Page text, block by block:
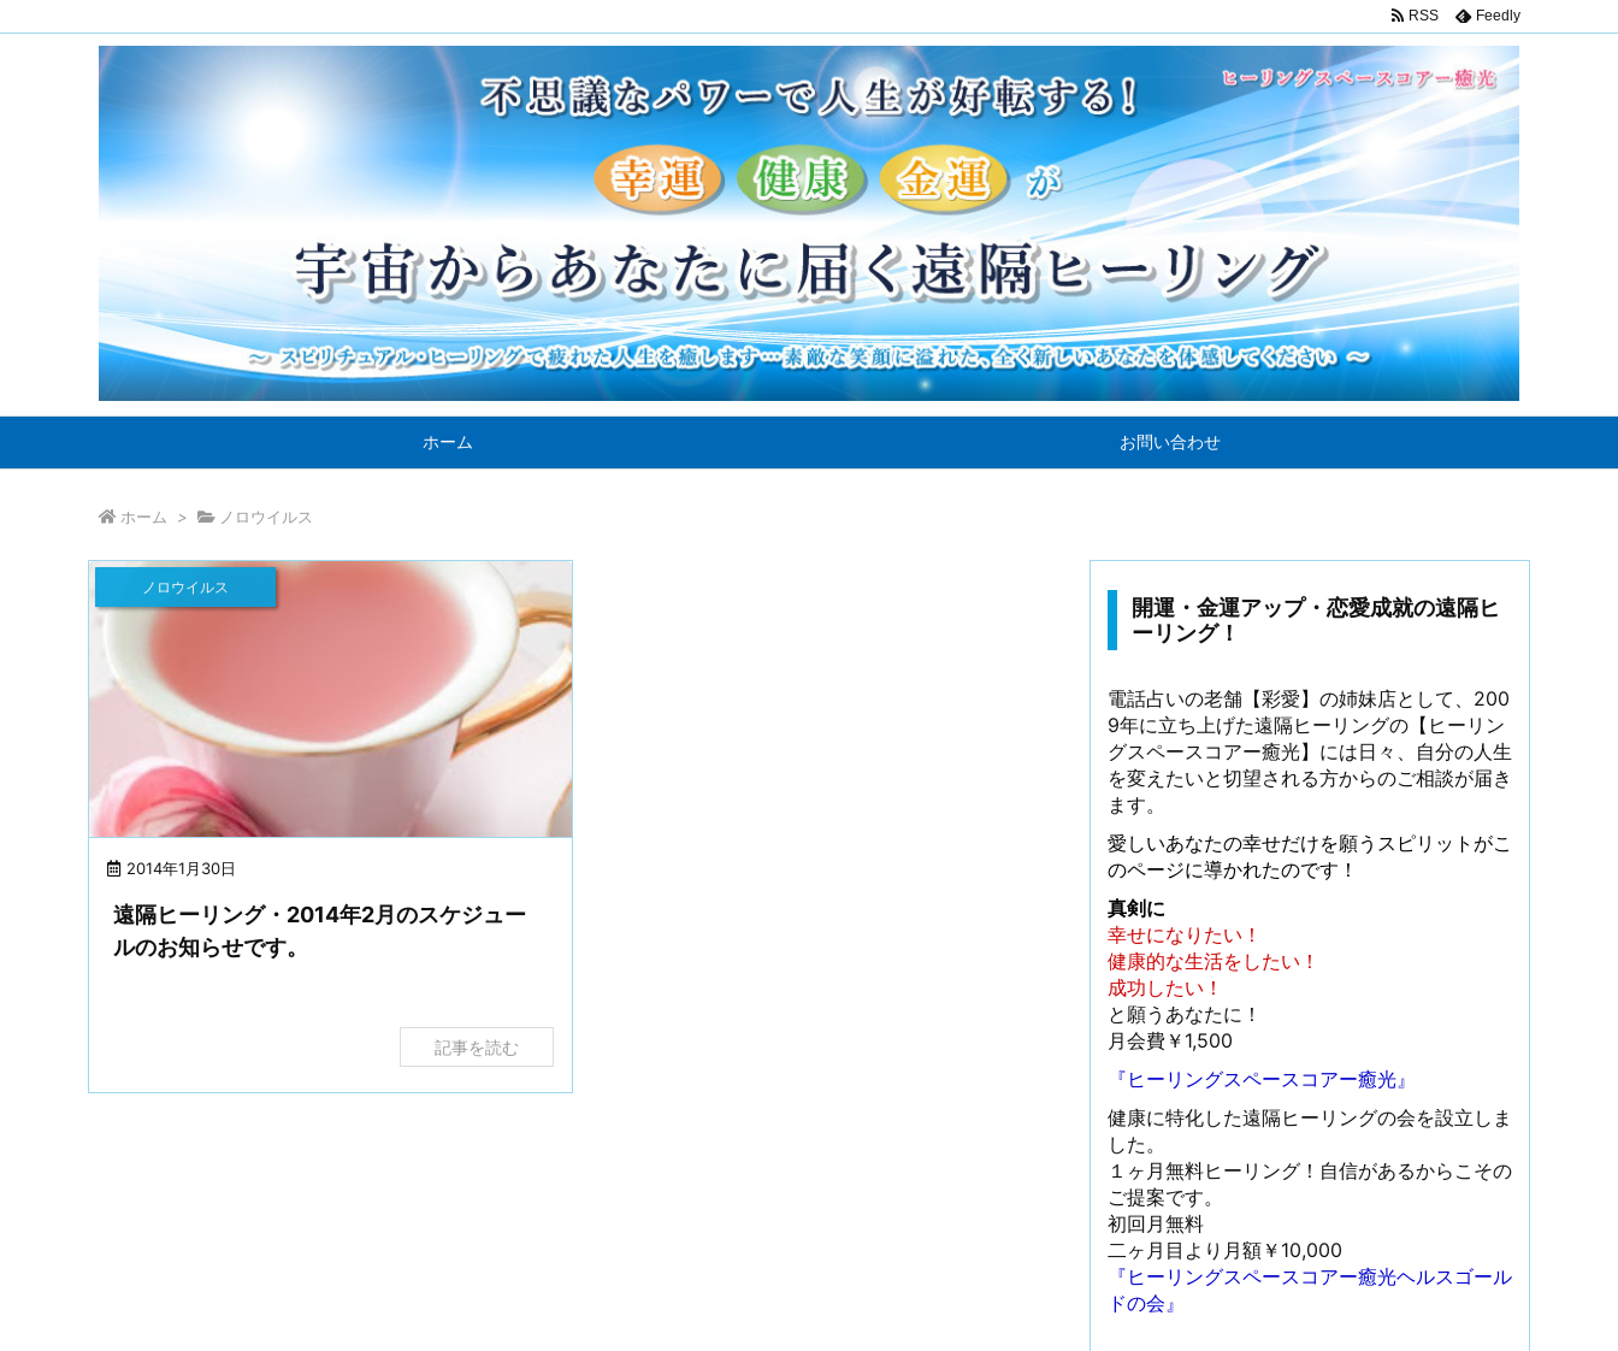
ホーム お問い合わせ
RSS Feedly
ホーム > ノロウイルス
2014年1月30日
ノロウイルス
遠隔ヒーリング・2014年2月のスケジュー
ルのお知らせです。
記事を読む
開運・金運アップ・恋愛成就の遠隔ヒ
ーリング！
電話占いの老舗【彩愛】の姉妹店として、200
9年に立ち上げた遠隔ヒーリングの【ヒーリン
グスペースコアー癒光】には日々、自分の人生
を変えたいと切望される方からのご相談が届き
ます。
愛しいあなたの幸せだけを願うスピリットがこ
のページに導かれたのです！
真剣に
幸せになりたい！
健康的な生活をしたい！
成功したい！
と願うあなたに！
月会費￥1,500
『ヒーリングスペースコアー癒光』
健康に特化した遠隔ヒーリングの会を設立しま
した。
１ヶ月無料ヒーリング！自信があるからこその
ご提案です。
初回月無料
二ヶ月目より月額￥10,000
『ヒーリングスペースコアー癒光ヘルスゴール
ドの会』